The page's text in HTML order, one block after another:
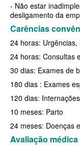
GARANTIA GS
INTERCLINICAS
KIPP PLANO DE
MED TOUR PLANO
MEDICAL HEALTH
PLENA PLANO DE
QSAUDE PLANO
SANTA HELENA
- Não estar
desligamento da
Carências
24 horas:
24 horas: Consultas
30 dias: Exames de
180 dias : Exames
120 dias:
10 meses: Parto
24 meses: Doenças
Avaliação médica